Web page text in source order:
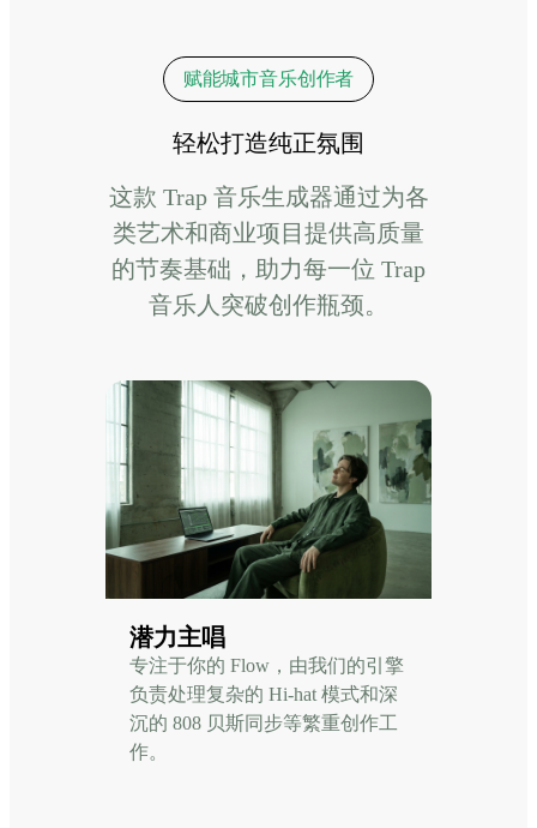
赋能城市音乐创作者
轻松打造纯正氛围
这款 Trap 音乐生成器通过为各
类艺术和商业项目提供高质量
的节奏基础，助力每一位 Trap
音乐人突破创作瓶颈。
潜力主唱
专注于你的 Flow，由我们的引擎
负责处理复杂的 Hi-hat 模式和深
沉的 808 贝斯同步等繁重创作工
作。